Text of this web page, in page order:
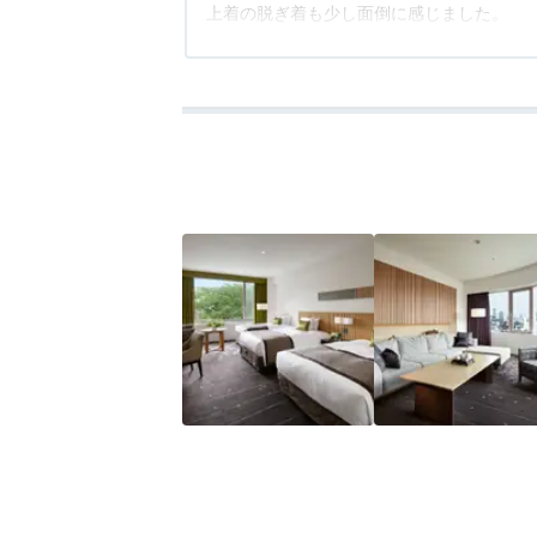
上着の脱ぎ着も少し面倒に感じました。